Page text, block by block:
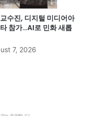
수진, 디지털 미디어아
참가…AI로 민화 새롭
7, 2026